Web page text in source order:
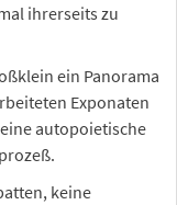
ihrerseits zu
ein Panorama
Exponaten
autopoietische
keine